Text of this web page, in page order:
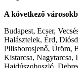
A következő
Budapest, Ecser,
Halásztelek, Érd,
Pilisborosjenő, Üröm,
Kistarcsa, Nagytarcsa,